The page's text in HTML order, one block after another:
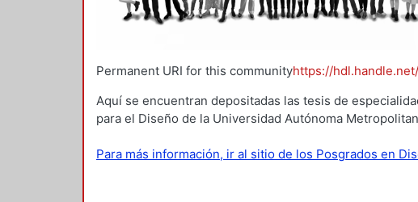
Permanent URI for this communityhttps://hdl.handle.net/
Aquí se encuentran depositadas las tesis de
para el Diseño de la Universidad Autónoma
Para más información, ir al sitio de los Posgrados en